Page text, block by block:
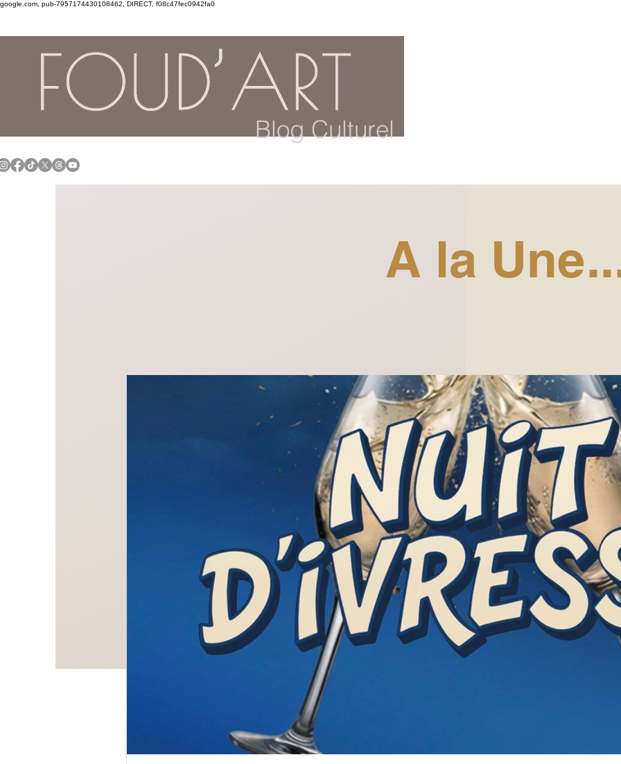
google.com, pub-7957174430108462, DIRECT, f08c47fec0942fa0
Blog Culturel
A la